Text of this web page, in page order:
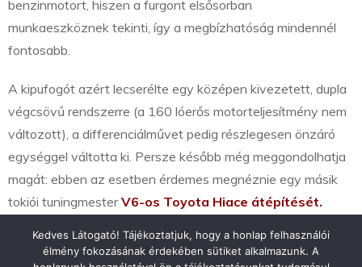
benzinmotort, hiszen a furgont elsősorban
munkaeszköznek tekinti, így a megbízhatóság mindennél
fontosabb.
A kipufogót azért lecserélte egy középen kivezetett, dupla
végcsövű rendszerre (a 160 lóerős motorteljesítmény nem
változott), a differenciálművet pedig részlegesen önzáró
egységgel váltotta ki. Persze később még meggondolhatja
magát: ebben az esetben érdemes megnéznie egy másik
tokiói tuningmesterV6-os Toyota Hiace átépítését.
Kedves Látogató! Tájékoztatjuk, hogy a honlap felhasználói
élmény fokozásának érdekében sütiket alkalmazunk. A